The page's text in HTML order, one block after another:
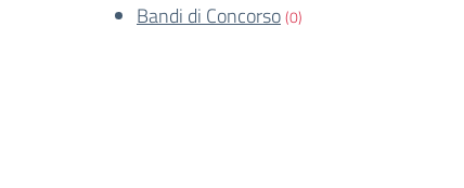
Bandi di Concorso(0)